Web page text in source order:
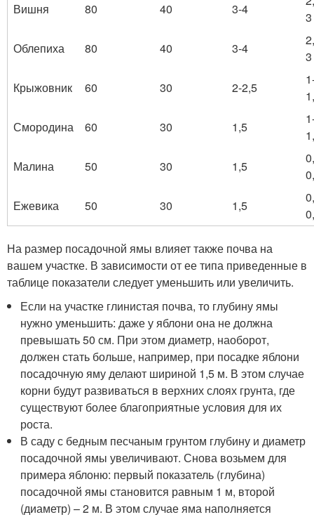
Вишня
80 40 3-4
3
Облепиха
80 40 3-4
3
Крыжовник
60 30 2-2,5
Смородина
60 30 1,5
Малина
50 30 1,5
Ежевика
50 30 1,5
На размер посадочной ямы влияет также почва на
вашем участке. В зависимости от ее типа приведенные в
таблице показатели следует уменьшить или увеличить.
Если на участке глинистая почва, то глубину ямы
нужно уменьшить: даже у яблони она не должна
превышать 50 см. При этом диаметр, наоборот,
должен стать больше, например, при посадке яблони
посадочную яму делают шириной 1,5 м. В этом случае
корни будут развиваться в верхних слоях грунта, где
существуют более благоприятные условия для их
роста.
В саду с бедным песчаным грунтом глубину и диаметр
посадочной ямы увеличивают. Снова возьмем для
примера яблоню: первый показатель (глубина)
посадочной ямы становится равным 1 м, второй
(диаметр) – 2 м. В этом случае яма наполняется